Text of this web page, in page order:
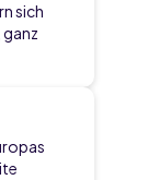
sich
ganz